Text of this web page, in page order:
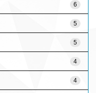
6
5
5
4
4